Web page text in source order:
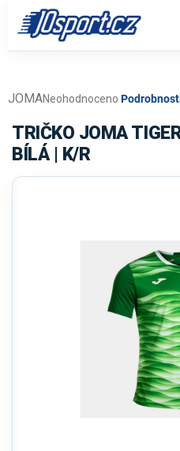
obsah
Průměrné
produktu
je
0,0
Neohodnoceno
JOMA
TRIČKO JOMA
BÍLÁ | K/R